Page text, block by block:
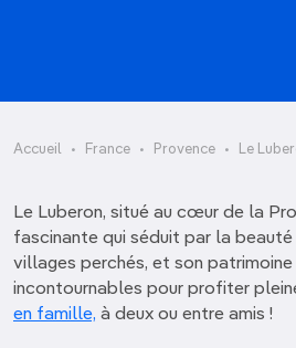
Accueil France Provence Le
Le Luberon, situé au cœur de la
fascinante qui séduit par la beauté
villages perchés, et son
incontournables pour profiter
en famille, à deux ou entre amis !